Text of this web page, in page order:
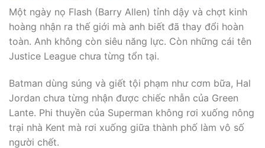
Một ngày nọ Flash (Barry Allen) tỉnh dậy và chợt kinh
hoàng nhận ra thế giới mà anh biết đã thay đổi hoàn
toàn. Anh không còn siêu năng lực. Còn những cái tên
Justice League chưa từng tổn tại.
Batman dùng súng và giết tội phạm như cơm bữa, Hal
Jordan chưa từng nhận được chiếc nhẫn của Green
Lante. Phi thuyền của Superman không rơi xuống nông
trại nhà Kent mà rơi xuống giữa thành phố làm vô số
người chết.